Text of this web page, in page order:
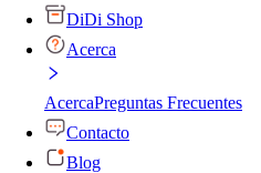
DiDi Shop
Acerca
AcercaPreguntas Frecuentes
Contacto
Blog